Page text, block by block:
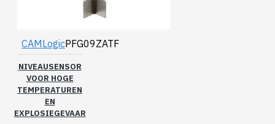
CAMLogicPFG09ZATF
NIVEAUSENSOR
VOOR HOGE
TEMPERATUREN
EN
EXPLOSIEGEVAAR